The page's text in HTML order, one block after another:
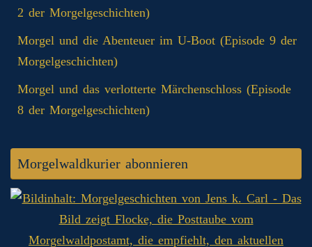
2 der Morgelgeschichten)
Morgel und die Abenteuer im U-Boot (Episode 9 der
Morgelgeschichten)
Morgel und das verlotterte Märchenschloss (Episode
8 der Morgelgeschichten)
Morgelwaldkurier abonnieren